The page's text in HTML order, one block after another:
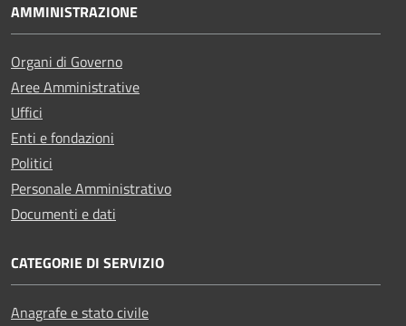
AMMINISTRAZIONE
Organi di Governo
Aree Amministrative
Uffici
Enti e fondazioni
Politici
Personale Amministrativo
Documenti e dati
CATEGORIE DI SERVIZIO
Anagrafe e stato civile